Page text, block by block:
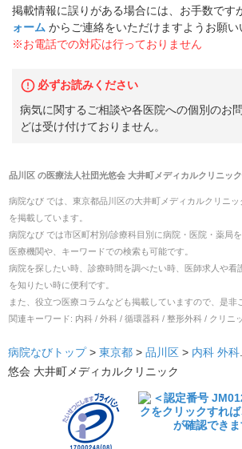
掲載情報に誤りがある場合には、お手数です
ォーム からご連絡をいただけますようお願い
※お電話での対応は行っておりません
必ずお読みください
病気に関するご相談や各医院への個別のお
どは受け付けておりません。
品川区の医療法人社団光悠会 大井町メディカルクリニック
病院なび では、 東京都品川区の大井町メディカルクリニッ
を掲載しています。
病院なび では市区町村別/診療科目別に病院・医院・薬局
医療機関や、キーワードでの検索も可能です。
病院を探したい時、診療時間を調べたい時、医師求人や看
を知りたい時に便利です。
また、役立つ医療コラムなども掲載していますので、是非
関連キーワード: 内科 / 外科 / 循環器科 / 整形外科 / クリニ
病院なびトップ > 東京都 > 品川区 > 内科 外科
悠会 大井町メディカルクリニック